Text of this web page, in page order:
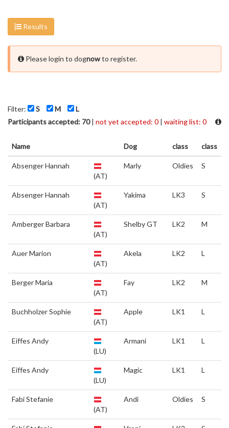
Results
Please login to dognowto register.
Filter: S M
L
Participants accepted: 70| not yet accepted: 0 | waiting list: 0
Name Dog class class
Absenger Hannah
(AT)
Marly Oldies S
Absenger Hannah
(AT)
Yakima LK3 S
Amberger Barbara
(AT)
Shelby GT LK2 M
Auer Marion
(AT)
Akela LK2 L
Berger Maria
(AT)
Fay LK2 M
Buchholzer Sophie
(AT)
Apple LK1 L
Eiffes Andy
(LU)
Armani LK1 L
Eiffes Andy
(LU)
Magic LK1 L
Fabi Stefanie
(AT)
Andi Oldies S